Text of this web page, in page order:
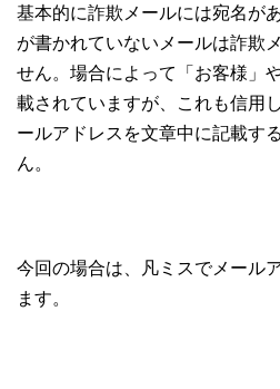
基本的に詐欺メールには宛名が
が書かれていないメールは詐欺
せん。場合によって「お客様」
載されていますが、これも信用
ールアドレスを文章中に記載す
ん。
今回の場合は、凡ミスでメール
ます。